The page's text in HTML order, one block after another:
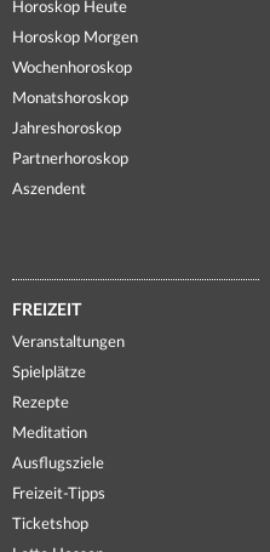
Horoskop Heute
Horoskop Morgen
Wochenhoroskop
Monatshoroskop
Jahreshoroskop
Partnerhoroskop
Aszendent
FREIZEIT
Veranstaltungen
Spielplätze
Rezepte
Meditation
Ausflugsziele
Freizeit-Tipps
Ticketshop